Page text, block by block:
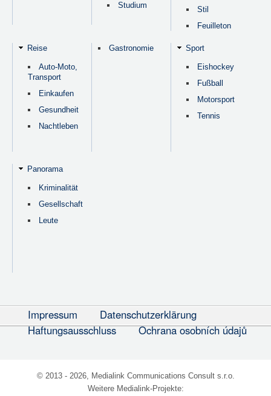
Studium
Stil
Feuilleton
Reise
Auto-Moto,
Transport
Einkaufen
Gesundheit
Nachtleben
Gastronomie Sport
Eishockey
Fußball
Motorsport
Tennis
Panorama
Kriminalität
Gesellschaft
Leute
Impressum
Datenschutzerklärung
Haftungsausschluss
Ochrana osobních údajů
© 2013 - 2026, Medialink Communications Consult s.r.o.
Weitere Medialink-Projekte: